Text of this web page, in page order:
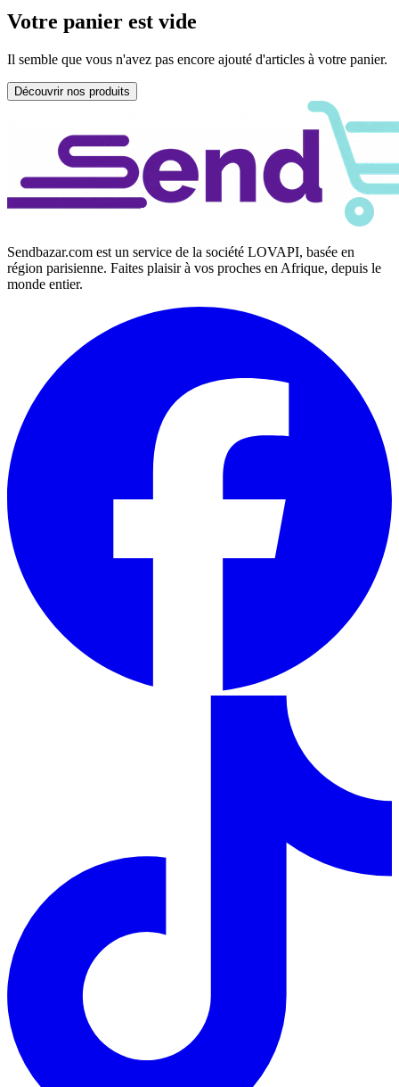
Votre panier est vide
Il semble que vous n'avez pas encore ajouté d'articles à votre panier.
Découvrir nos produits
Sendbazar.com est un service de la société LOVAPI, basée en
région parisienne. Faites plaisir à vos proches en Afrique, depuis le
monde entier.